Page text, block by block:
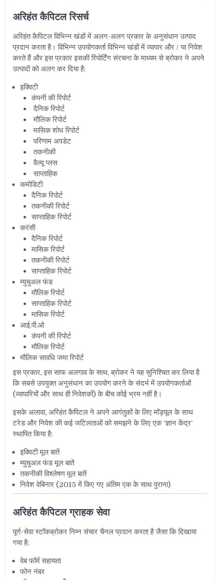
अरिहंत कैपिटल रिसर्च
अरिहंत कैपिटल विभिन्न खंडों में अलग-अलग प्रकार के अनुसंधान उत्पाद
प्रदान करता है। विभिन्न उपयोगकर्ता विभिन्न खंडों में व्यापार और / या निवेश
करते हैं और इस प्रकार इसकी रिपोर्टिंग संरचना के माध्यम से ब्रोकर ने अपने
उत्पादों को अलग कर दिया है:
इक्विटी
कंपनी की रिपोर्ट
दैनिक रिपोर्ट
मौलिक रिपोर्ट
मासिक शोध रिपोर्ट
परिणाम अपडेट
तकनीकी
वैल्यू प्लस
साप्ताहिक
कमोडिटी
दैनिक रिपोर्ट
तकनीकी रिपोर्ट
साप्ताहिक रिपोर्ट
करंसी
दैनिक रिपोर्ट
मासिक रिपोर्ट
तकनीकी रिपोर्ट
साप्ताहिक रिपोर्ट
म्युचुअल फंड
मौलिक रिपोर्ट
साप्ताहिक रिपोर्ट
मासिक रिपोर्ट
आई.पी.ओ
कंपनी की रिपोर्ट
मौलिक रिपोर्ट
मौलिक सावधि जमा रिपोर्ट
इस प्रकार,इस साफ अलगाव के साथ, ब्रोकरने यह सुनिश्चित कर लिया है
कि सबसे उपयुक्त अनुसंधान का उपयोग करने के संदर्भ में उपयोगकर्ताओं
(व्यापारियों और साथ ही निवेशकों) के बीच कोई भ्रम नहीं है।
इसके अलावा,अरिहंत कैपिटल ने अपने आगंतुकों के लिए मॉड्यूल के साथ
टरेड और निवेश की कई जटिलताओं को समझने के लिए एक ‘ज्ञान केंद्र‘
स्थापित किया है:
इक्विटी मूल बातें
म्युचुअल फंड मूल बातें
तकनीकी विश्लेषण मूल बातें
निवेश वेबिनार (2015में किए गए अंतिम एक के साथ पुराना)
अरिहंत कैपिटल ग्राहक सेवा
पूर्ण-सेवा स्टॉकब्रोकर निम्न संचार चैनल प्रदान करता है जैसा कि दिखाया
गया है:
वेब फॉर्म सहायता
फोन नंबर